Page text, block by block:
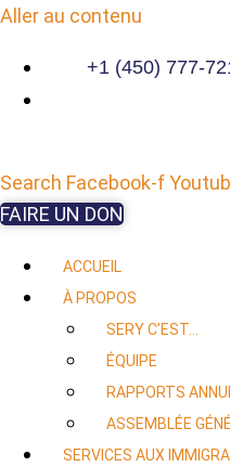
Aller au contenu
+1 (450) 777-
Search Facebook-f
FAIRE UN DON
ACCUEIL
À PROPOS
SERY C’EST…
ÉQUIPE
RAPPORTS
ASSEMBLÉE
SERVICES AUX